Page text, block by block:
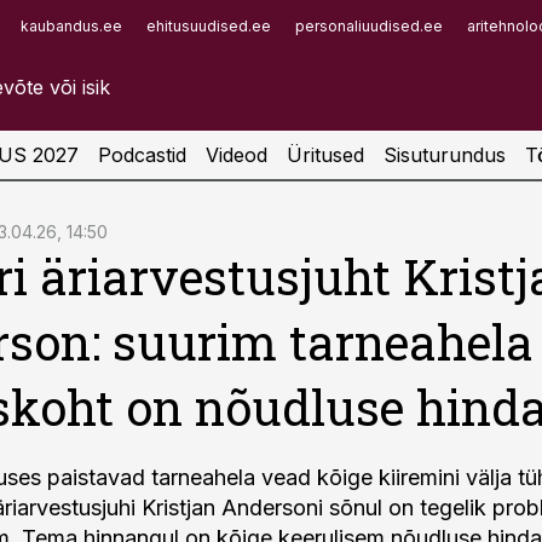
kaubandus.ee ehitusuudised.ee personaliuudised.ee
Infopank
2027 Podcastid Videod Üritused Sisuturundus
14:50
äriarvestusjuht
suurim tarneahela
on nõudluse
paistavad tarneahela vead kõige kiiremini välja
Kristjan Andersoni sõnul on tegelik